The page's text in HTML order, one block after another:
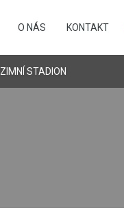
O NÁS KONTAKT
ZIMNÍ STADION